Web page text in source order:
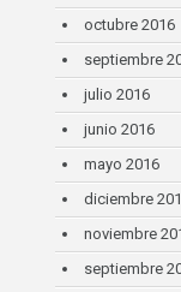
octubre 2016
septiembre
julio 2016
junio 2016
mayo 2016
diciembre
noviembre
septiembre